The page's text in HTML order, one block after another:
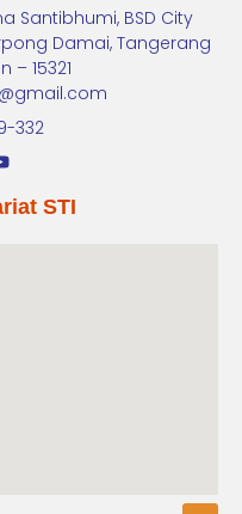
Santibhumi, BSD City
Damai, Tangerang
– 15321
332
STI